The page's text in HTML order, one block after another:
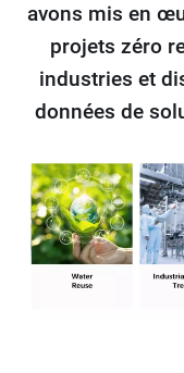
avons mis en
projets zéro
industries et
données de